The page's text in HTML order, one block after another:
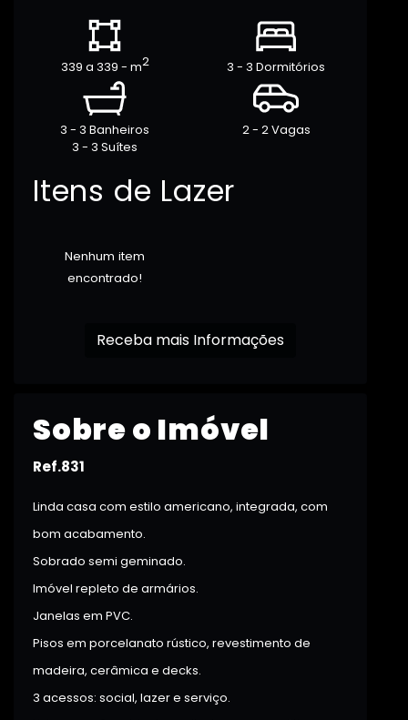
339 a 339 - m2 3 - 3 Dormitórios
3 - 3 Banheiros
3 - 3 Suítes
2 - 2 Vagas
Itens de Lazer
Nenhum item
encontrado!
Receba mais Informações
Sobre o Imóvel
Ref.831
Linda casa com estilo americano, integrada, com
bom acabamento.
Sobrado semi geminado.
Imóvel repleto de armários.
Janelas em PVC.
Pisos em porcelanato rústico, revestimento de
madeira, cerâmica e decks.
3 acessos: social, lazer e serviço.